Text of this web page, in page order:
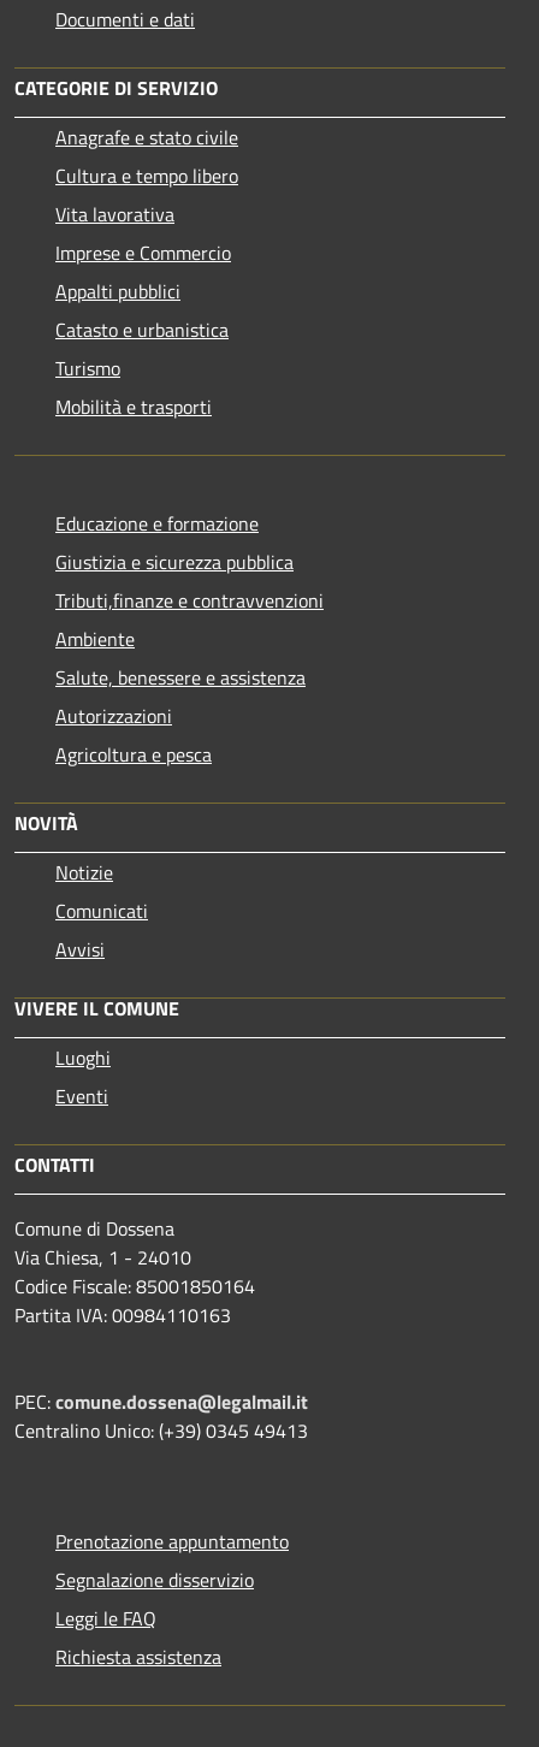
Documenti e dati
CATEGORIE DI SERVIZIO
Anagrafe e stato civile
Cultura e tempo libero
Vita lavorativa
Imprese e Commercio
Appalti pubblici
Catasto e urbanistica
Turismo
Mobilità e trasporti
Educazione e formazione
Giustizia e sicurezza pubblica
Tributi,finanze e contravvenzioni
Ambiente
Salute, benessere e assistenza
Autorizzazioni
Agricoltura e pesca
NOVITÀ
Notizie
Comunicati
Avvisi
VIVERE IL COMUNE
Luoghi
Eventi
CONTATTI
Comune di Dossena
Via Chiesa, 1 - 24010
Codice Fiscale: 85001850164
Partita IVA: 00984110163
PEC:comune.dossena@legalmail.it
Centralino Unico: (+39) 0345 49413
Prenotazione appuntamento
Segnalazione disservizio
Leggi le FAQ
Richiesta assistenza